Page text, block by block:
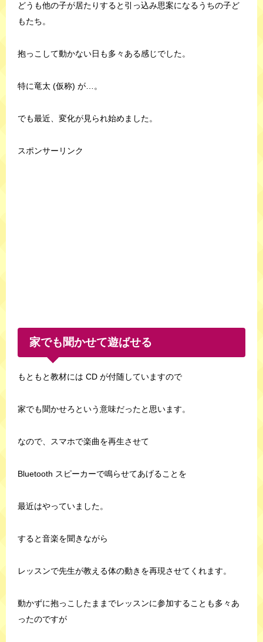
どうも他の子が居たりすると引っ込み思案になるうちの子ど
もたち。
抱っこして動かない日も多々ある感じでした。
特に竜太 (仮称) が…。
でも最近、変化が見られ始めました。
スポンサーリンク
家でも聞かせて遊ばせる
もともと教材には CD が付随していますので
家でも聞かせろという意味だったと思います。
なので、スマホで楽曲を再生させて
Bluetooth スピーカーで鳴らせてあげることを
最近はやっていました。
すると音楽を聞きながら
レッスンで先生が教える体の動きを再現させてくれます。
動かずに抱っこしたままでレッスンに参加することも多々あ
ったのですが